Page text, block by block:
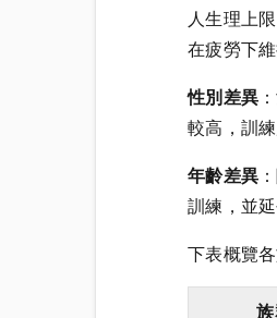
人生理上
在疲勞下
性別差異
較高，訓
年齡差異
訓練，並延
下表概覽